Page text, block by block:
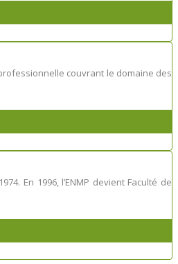
couvrant le domaine des
En 1996, l’ENMP devient Faculté de